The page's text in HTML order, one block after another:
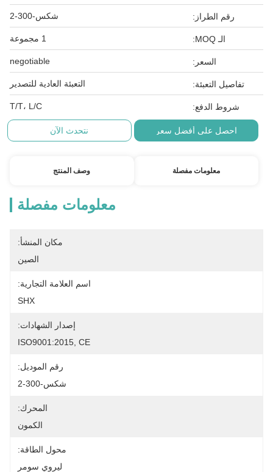
رقم الطراز: شكس-300-2
الـ MOQ: 1 مجموعة
السعر: negotiable
تفاصيل التعبئة: التعبئة العادية للتصدير
شروط الدفع: T/T، L/C
احصل على أفضل سعر نتحدث الآن
معلومات مفصلة وصف المنتج
معلومات مفصلة
مكان المنشأ:
الصين
اسم العلامة التجارية:
SHX
إصدار الشهادات:
ISO9001:2015, CE
رقم الموديل:
شكس-300-2
المحرك:
الكمون
محول الطاقة:
ليروي سومر